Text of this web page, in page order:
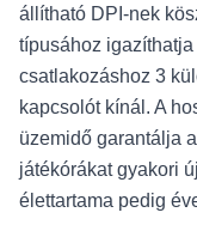
állítható DPI-nek
típusához
csatlakozáshoz 3
kapcsolót kínál. A
üzemidő garantálja
játékórákat gyakori
élettartama pedig